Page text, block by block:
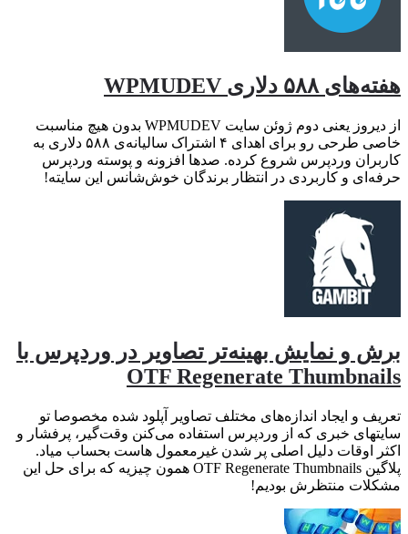
هفته‌های ۵۸۸ دلاری WPMUDEV
از دیروز یعنی دوم ژوئن سایت WPMUDEV بدون هیچ مناسبت
خاصی طرحی رو برای اهدای ۴ اشتراک سالیانه‌ی ۵۸۸ دلاری به
کاربران وردپرس شروع کرده. صدها افزونه و پوسته وردپرس
حرفه‌ای و کاربردی در انتظار برندگان خوش‌شانس این سایته!
برش و نمایش بهینه‌تر تصاویر در وردپرس با
OTF Regenerate Thumbnails
تعریف و ایجاد اندازه‌های مختلف تصاویر آپلود شده مخصوصا تو
سایتهای خبری که از وردپرس استفاده می‌کنن وقت‌گیر، پرفشار و
اکثر اوقات دلیل اصلی پر شدن غیرمعمول هاست بحساب میاد.
پلاگین OTF Regenerate Thumbnails همون چیزیه که برای حل این
مشکلات منتظرش بودیم!